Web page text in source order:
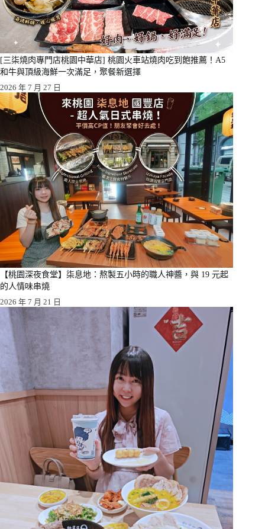
[三柒燒肉專門店桃園中華店] 桃園火車站燒肉吃到飽推薦！A5
和牛與頂級海鮮一次滿足，聚餐新選擇
2026 年 7 月 27 日
【桃園深夜食堂】柒息地：熬製五小時的職人神醬，與 19 元起
的人情味串燒
2026 年 7 月 21 日